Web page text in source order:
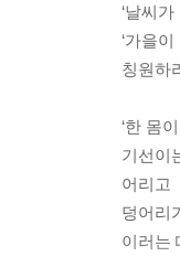
‘날씨
‘가을
칭원하
‘한 몸
기선이
어리고
덩어리
이러는